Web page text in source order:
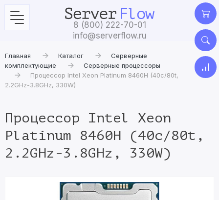
8 (800) 222-70-01
info@serverflow.ru
Главная Каталог
Серверные
комплектующие
Серверные процессоры
Процессор Intel Xeon Platinum 8460H (40c/80t,
2.2GHz-3.8GHz, 330W)
Процессор Intel Xeon
Platinum 8460H (40c/80t,
2.2GHz-3.8GHz, 330W)